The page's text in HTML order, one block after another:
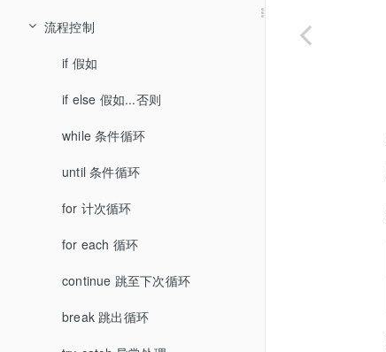
基本概念
变量
容器组件
正则表达式
通配符
关键字
运算符
逻辑表达式
流程逻辑
判断
等待
循环
数据类型
组件使用
流程案例
流程案例
流程示例
自己的库
加入的库
浏览器插件
谷歌 Chrome
Microsoft Edge
360 安全浏览器
火狐 Firefox
元素探测
选择元素
智能抓取
运行
调试
日志
组件日志
发布
属性变量
基本属性
执行状态
全局变量
个人中心
个人中心
设置
快捷键
常见问题
安装
登录
退出登录时内容加载慢
运行
基础
发布
元素
赋值
输出日志
备注
等待
随机等待
执行命令行
屏幕分辨率
执行扩展库
释放流程资源
点击元素
偏移点击
鼠标点击
鼠标位置
鼠标拖拽
移动鼠标
鼠标悬停
偏移悬停
左键按下
流程控制
if 假如
if else 假如...否则
while 条件循环
until 条件循环
for 计次循环
for each 循环
continue 跳至下次循环
break 跳出循环